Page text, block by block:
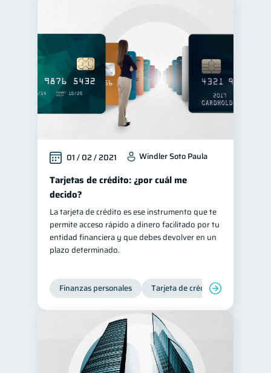
01 / 02 / 2021 Windler Soto Paula
Tarjetas de crédito: ¿por cuál me
decido?
La tarjeta de crédito es ese instrumento que te
permite acceso rápido a dinero facilitado por tu
entidad financiera y que debes devolver en un
plazo determinado.
Finanzas personales Tarjeta de crédito